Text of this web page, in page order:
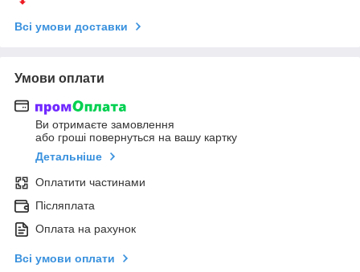
Всі умови доставки
Умови оплати
Ви отримаєте замовлення
або гроші повернуться на вашу картку
Детальніше
Оплатити частинами
Післяплата
Оплата на рахунок
Всі умови оплати